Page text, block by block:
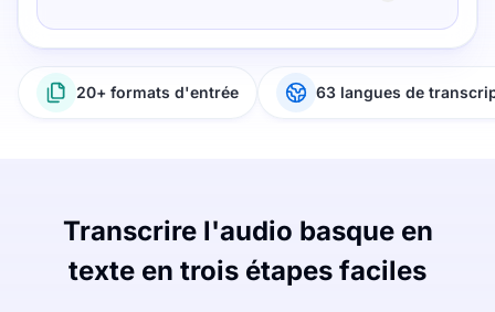
20+ formats d'entrée 63 langues de
Transcrire l'audio basque en
texte en trois étapes faciles